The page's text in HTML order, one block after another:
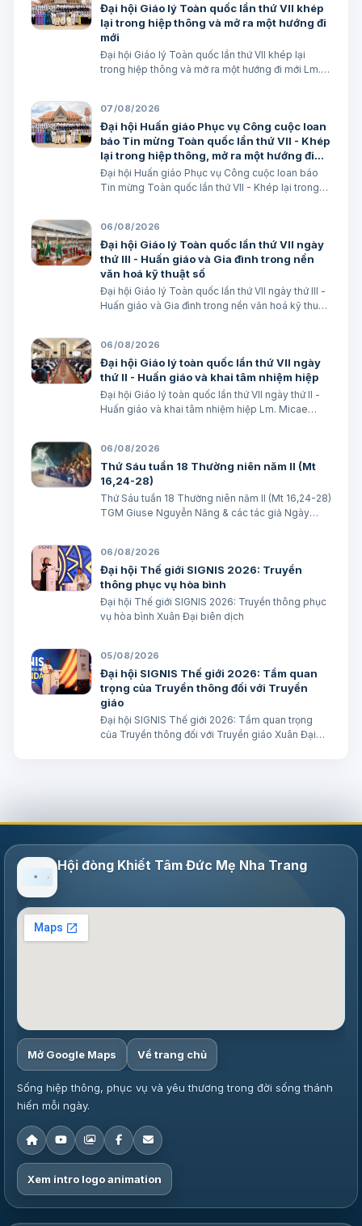
Đại hội Giáo lý Toàn quốc lần thứ VII khép
lại trong hiệp thông và mở ra một hướng đi
mới
Đại hội Giáo lý Toàn quốc lần thứ VII khép lại
trong hiệp thông và mở ra một hướng đi mới Lm.
07/08/2026
Đại hội Huấn giáo Phục vụ Công cuộc loan
báo Tin mừng Toàn quốc lần thứ VII - Khép
lại trong hiệp thông, mở ra một hướng đi
mới cho công cuộc huấn giáo Việt Nam
Đại hội Huấn giáo Phục vụ Công cuộc loan báo
Tin mừng Toàn quốc lần thứ VII - Khép lại trong
Minh
06/08/2026
Đại hội Giáo lý Toàn quốc lần thứ VII ngày
thứ III - Huấn giáo và Gia đình trong nền
văn hoá kỹ thuật số
Đại hội Giáo lý Toàn quốc lần thứ VII ngày thứ III -
Huấn giáo và Gia đình trong nền văn hoá kỹ thuật
06/08/2026
Đại hội Giáo lý toàn quốc lần thứ VII ngày
thứ II - Huấn giáo và khai tâm nhiệm hiệp
Đại hội Giáo lý toàn quốc lần thứ VII ngày thứ II -
Huấn giáo và khai tâm nhiệm hiệp Lm. Micae
06/08/2026
Thứ Sáu tuần 18 Thường niên năm II (Mt
16,24-28)
Thứ Sáu tuần 18 Thường niên năm II (Mt 16,24-28)
TGM Giuse Nguyễn Năng & các tác giả Ngày
6-7 “Khốn cho thành khát má…
06/08/2026
Đại hội Thế giới SIGNIS 2026: Truyền
thông phục vụ hòa bình
Đại hội Thế giới SIGNIS 2026: Truyền thông phục
vụ hòa bình Xuân Đại biên dịch
05/08/2026
Đại hội SIGNIS Thế giới 2026: Tầm quan
trọng của Truyền thông đối với Truyền
giáo
Đại hội SIGNIS Thế giới 2026: Tầm quan trọng
của Truyền thông đối với Truyền giáo Xuân Đại
Hội đòng Khiết Tâm Đức Mẹ Nha Trang
Mở Google Maps Về trang chủ
Sống hiệp thông, phục vụ và yêu thương trong đời sống thánh
hiến mỗi ngày.
Xem intro logo animation